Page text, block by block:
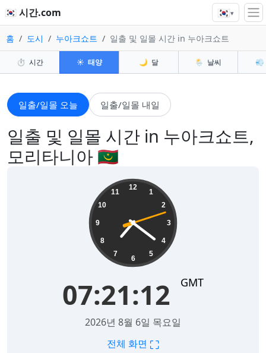
🇰🇷 시간.com 🇰🇷▾
홈 도시 누아크쇼트 일출 및 일몰 시간 in 누아크쇼트
⏱️ 시간 ☀️ 태양 🌙 달 🌦️ 날씨 💨
일출/일몰 오늘 일출/일몰 내일
일출 및 일몰 시간 in 누아크쇼트,
모리타니아 🇲🇷
12
1
2
3
4
5
6
7
8
9
10
11
07:21:13 GMT
2026년 8월 6일 목요일
전체 화면 ⛶